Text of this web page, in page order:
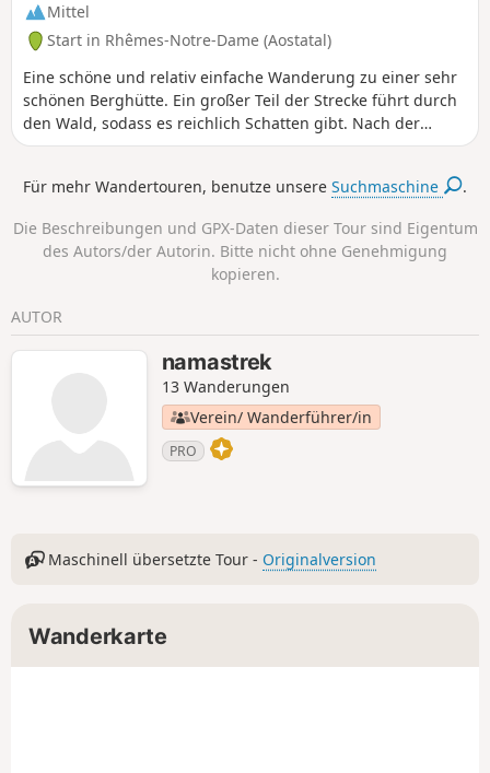
Mittel
Start in Rhêmes-Notre-Dame (Aostatal)
Eine schöne und relativ einfache Wanderung zu einer sehr
schönen Berghütte. Ein großer Teil der Strecke führt durch
den Wald, sodass es reichlich Schatten gibt. Nach der
Berghütte können Sie noch ein Stück weitergehen, um an
Wenn Sie Lust auf eine sehr kurze Wanderung haben (zum
ab, anstatt bergauf zu gehen. Sie wandern entlang eines
sehr alten Bewässerungskanals (Rû).
Für mehr Wandertouren, benutze unsereSuchmaschine .
Die Beschreibungen und GPX-Daten dieser Tour sind Eigentum
des Autors/der Autorin. Bitte nicht ohne Genehmigung
kopieren.
AUTOR
namastrek
13 Wanderungen
Verein/ Wanderführer/in
PRO
Maschinell übersetzte Tour - Originalversion
Wanderkarte